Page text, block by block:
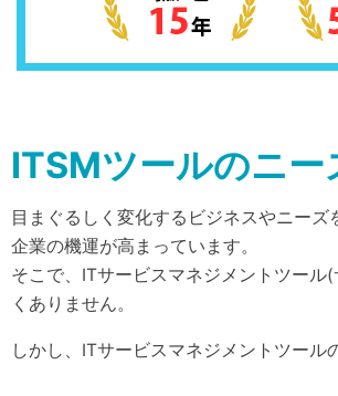
ITSMツールのニ
目まぐるしく変化するビジネスやニー
企業の機運が高まっています。
そこで、ITサービスマネジメントツー
くありません。
しかし、ITサービスマネジメントツー